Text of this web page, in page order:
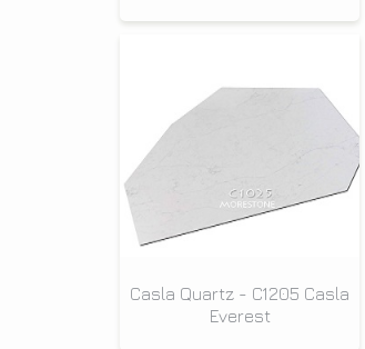
Casla Quartz - C1205 Casla
Everest